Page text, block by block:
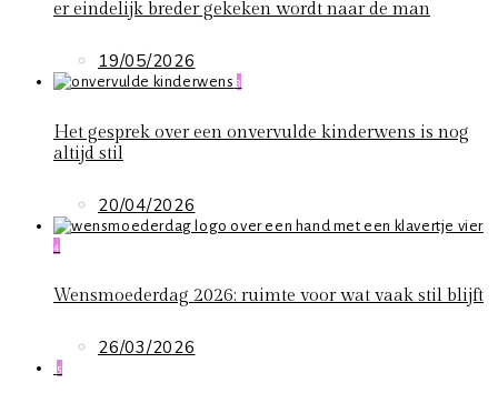
er eindelijk breder gekeken wordt naar de man
19/05/2026
3
Het gesprek over een onvervulde kinderwens is nog
altijd stil
20/04/2026
4
Wensmoederdag 2026: ruimte voor wat vaak stil blijft
26/03/2026
5